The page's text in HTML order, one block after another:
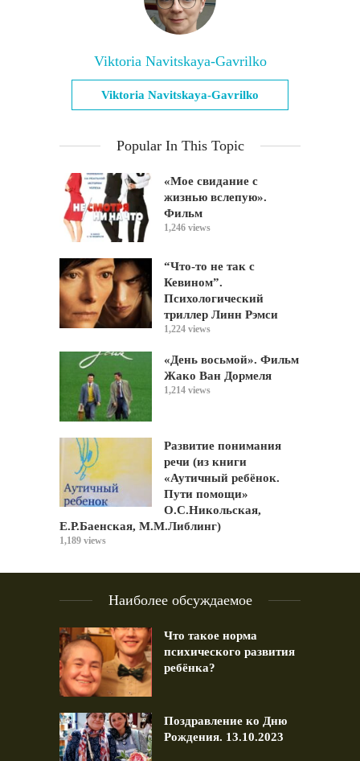
Viktoria Navitskaya-Gavrilko
Viktoria Navitskaya-Gavrilko
Popular In This Topic
«Мое свидание с
жизнью вслепую».
Фильм
1,246 views
“Что-то не так с
Кевином”.
Психологический
триллер Линн Рэмси
1,224 views
«День восьмой». Фильм
Жако Ван Дормеля
1,214 views
Развитие понимания
речи (из книги
«Аутичный ребёнок.
Пути помощи»
О.С.Никольская,
Е.Р.Баенская, М.М.Либлинг)
1,189 views
Наиболее обсуждаемое
Что такое норма
психического развития
ребёнка?
Поздравление ко Дню
Рождения. 13.10.2023